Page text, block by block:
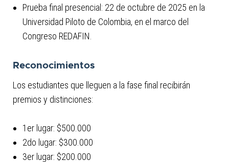
Prueba final presencial: 22 de octubre de 2025 en la
Universidad Piloto de Colombia, en el marco del
Congreso REDAFIN.
Reconocimientos
Los estudiantes que lleguen a la fase final recibirán
premios y distinciones:
1er lugar: $500.000
2do lugar: $300.000
3er lugar: $200.000